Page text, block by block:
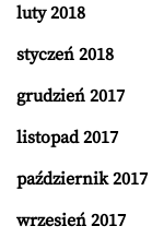
luty 2018
styczeń 2018
grudzień 2017
listopad 2017
październik 2017
wrzesień 2017